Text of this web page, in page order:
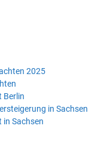
2025
Berlin
in Sachsen
Sachsen